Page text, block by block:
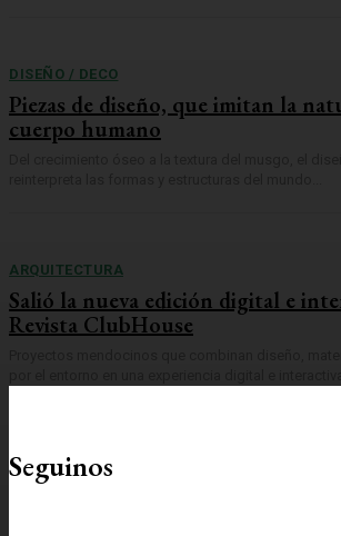
DISEÑO / DECO
Piezas de diseño, que imitan la
cuerpo humano
ARQUITECTURA
Salió la nueva edición digital e
Revista ClubHouse
Seguinos